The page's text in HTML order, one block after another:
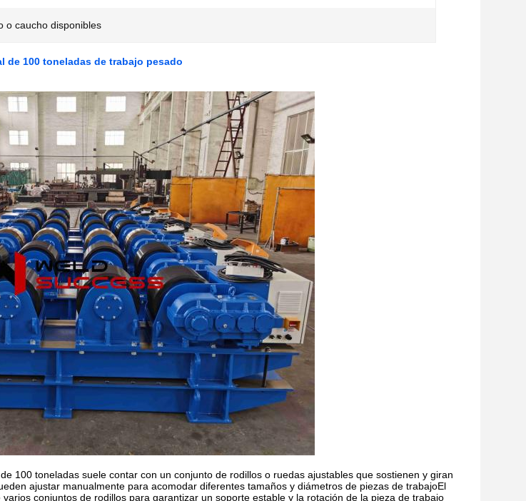
o caucho disponibles
de 100 toneladas de trabajo pesado
100 toneladas suele contar con un conjunto de rodillos o ruedas ajustables que sostienen y giran
ajustar manualmente para acomodar diferentes tamaños y diámetros de piezas de trabajoEl
conjuntos de rodillos para garantizar un soporte estable y la rotación de la pieza de trabajo